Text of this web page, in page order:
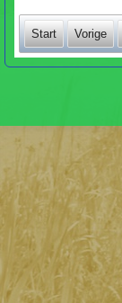
Start
Vorige